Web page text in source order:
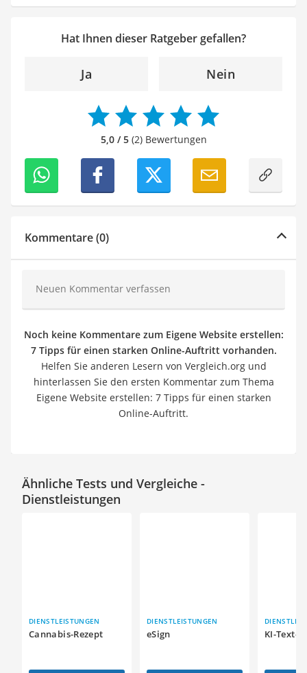
Hat Ihnen dieser Ratgeber gefallen?
Ja Nein
5,0 / 5(2) Bewertungen
Kommentare (0)
Neuen Kommentar verfassen
Noch keine Kommentare zum Eigene Website erstellen:
7 Tipps für einen starken Online-Auftritt vorhanden.
Helfen Sie anderen Lesern von Vergleich.org und
hinterlassen Sie den ersten Kommentar zum Thema
Eigene Website erstellen: 7 Tipps für einen starken
Online-Auftritt.
Ähnliche Tests und Vergleiche -
Dienstleistungen
DIENSTLEISTUNGEN
Cannabis-Rezept
DIENSTLEISTUNGEN
eSign KI-Text-